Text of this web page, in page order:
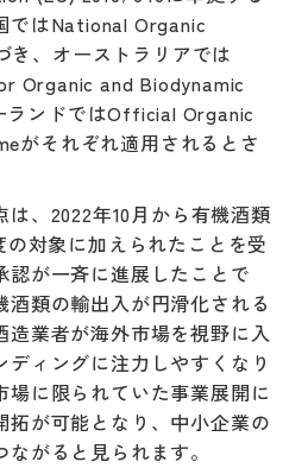
ではNational Organic
、オーストラリアでは
Organic and Biodynamic
ランドではOfficial Organic
がそれぞれ適用されるとさ
は、2022年10月から有機酒類
対象に加えられたことを受
認が一斉に進展したことで
酒類の輸出入が円滑化される
造業者が海外市場を視野に入
ィングに注力しやすくなり
場に限られていた事業展開に
拓が可能となり、中小企業の
がると見られます。